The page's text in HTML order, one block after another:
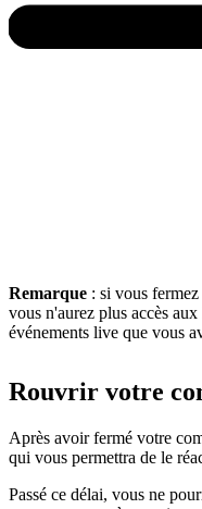
Remarque : si vous
vous n'aurez plus accès
événements live que vous
Rouvrir votre
Après avoir fermé votre
qui vous permettra de le
Passé ce délai, vous ne